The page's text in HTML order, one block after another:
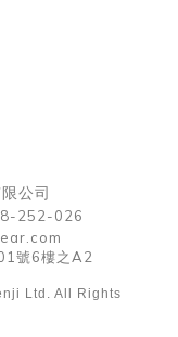
公司
252-026
號6樓之A2
Ltd. All Rights